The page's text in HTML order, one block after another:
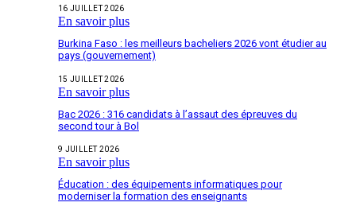
16 JUILLET 2026
En savoir plus
Burkina Faso : les meilleurs bacheliers 2026 vont étudier au
pays (gouvernement)
15 JUILLET 2026
En savoir plus
Bac 2026 : 316 candidats à l’assaut des épreuves du
second tour à Bol
9 JUILLET 2026
En savoir plus
Éducation : des équipements informatiques pour
moderniser la formation des enseignants